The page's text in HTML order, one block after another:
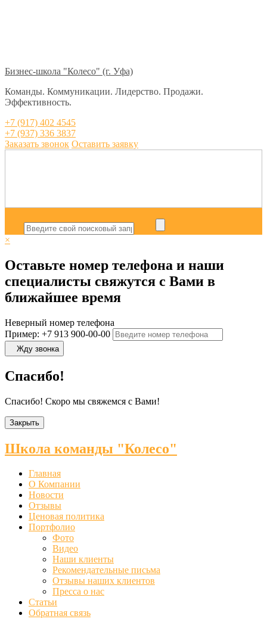
Бизнес-школа "Колесо" (г. Уфа)
Команды. Коммуникации. Лидерство. Продажи.
Эффективность.
+7 (917) 402 4545
+7 (937) 336 3837
Заказать звонок Оставить заявку
×
Оставьте номер телефона и наши
специалисты свяжутся с Вами в
ближайшее время
Неверный номер телефона
Пример: +7 913 900-00-00
Жду звонка
Спасибо!
Спасибо! Скоро мы свяжемся с Вами!
Закрыть
Школа команды "Колесо"
Главная
О Компании
Новости
Отзывы
Ценовая политика
Портфолио
Фото
Видео
Наши клиенты
Рекомендательные письма
Отзывы наших клиентов
Пресса о нас
Статьи
Обратная связь